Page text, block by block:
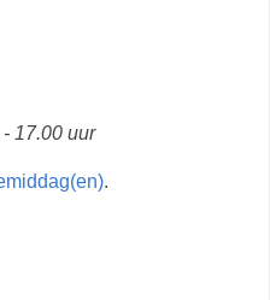
17.00 uur
.